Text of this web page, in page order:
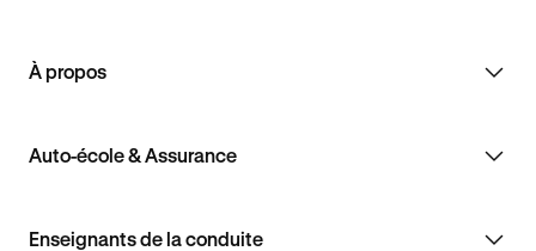
À propos
Auto-école & Assurance
Enseignants de la conduite